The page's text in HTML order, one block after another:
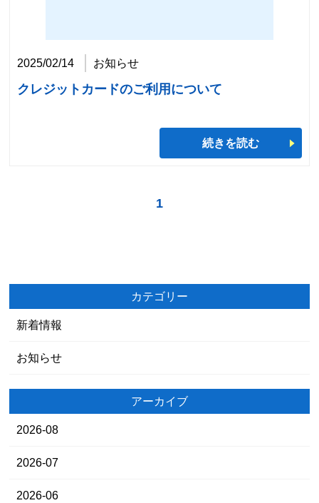
2025/02/14 お知らせ
クレジットカードのご利用について
続きを読む
1
カテゴリー
新着情報
お知らせ
アーカイブ
2026-08
2026-07
2026-06